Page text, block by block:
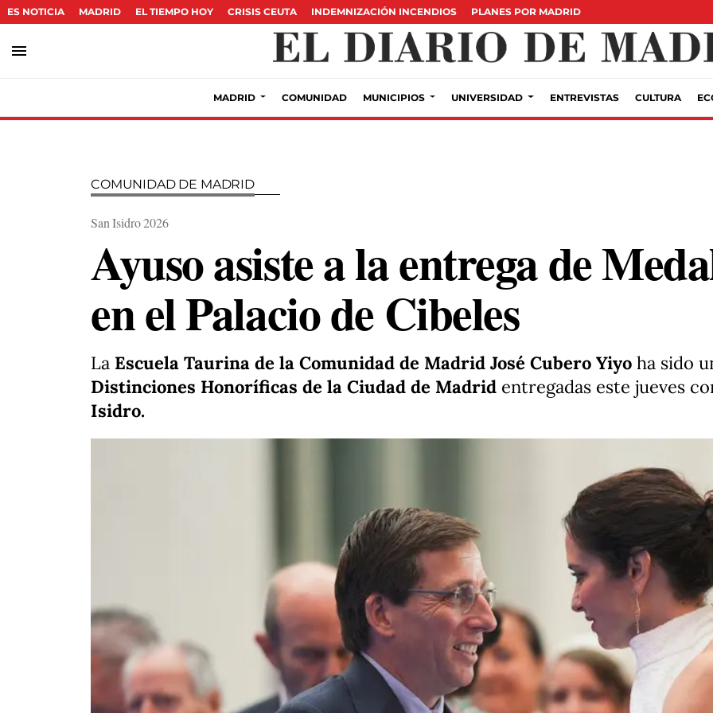
ES NOTICIA MADRID EL TIEMPO HOY CRISIS CEUTA INDEMNIZACIÓN INCENDIOS PLANES POR MADRID
menu
MADRID COMUNIDAD MUNICIPIOS UNIVERSIDAD ENTREVISTAS CULTURA
COMUNIDAD DE MADRID
San Isidro 2026
Ayuso asiste a la entrega de
en el Palacio de Cibeles
La Escuela Taurina de la Comunidad de Madrid José Cubero Yiyo ha sido
Distinciones Honoríficas de la Ciudad de Madrid entregadas este jueves
Isidro.